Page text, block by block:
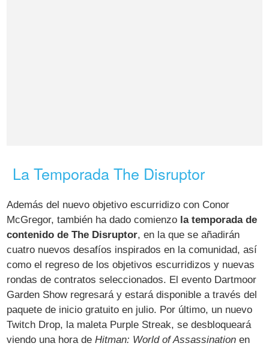
La Temporada The Disruptor
Además del nuevo objetivo escurridizo con Conor
McGregor, también ha dado comienzo la temporada de
contenido de The Disruptor, en la que se añadirán
cuatro nuevos desafíos inspirados en la comunidad, así
como el regreso de los objetivos escurridizos y nuevas
rondas de contratos seleccionados. El evento Dartmoor
Garden Show regresará y estará disponible a través del
paquete de inicio gratuito en julio. Por último, un nuevo
Twitch Drop, la maleta Purple Streak, se desbloqueará
viendo una hora deHitman: World of Assassination en